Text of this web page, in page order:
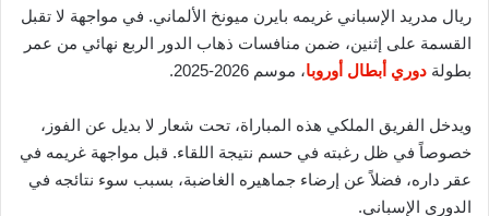
ريال مدريد الإسباني غريمه بايرن ميونخ الألماني. في مواجهة لا تقبل
القسمة على إثنين، ضمن منافسات ذهاب الدور الربع نهائي من عمر
بطولة دوري أبطال أوروبا، موسم 2026-2025.
ويدخل الفريق الملكي هذه المباراة، تحت شعار لا بديل عن الفوز،
خصوصاً في ظل رغبته في حسم نتيجة اللقاء. قبل مواجهة غريمه في
عقر داره، فضلاً عن إرضاء جماهيره الغاضبة، بسبب سوء نتائجه في
الدوري الإسباني.